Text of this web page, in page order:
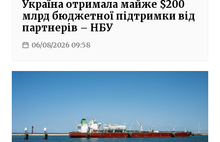
Україна отримала майже $200
млрд бюджетної підтримки від
партнерів – НБУ
06/08/2026 09:58